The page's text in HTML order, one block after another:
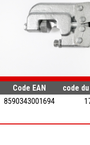
Code EAN code
8590343001694